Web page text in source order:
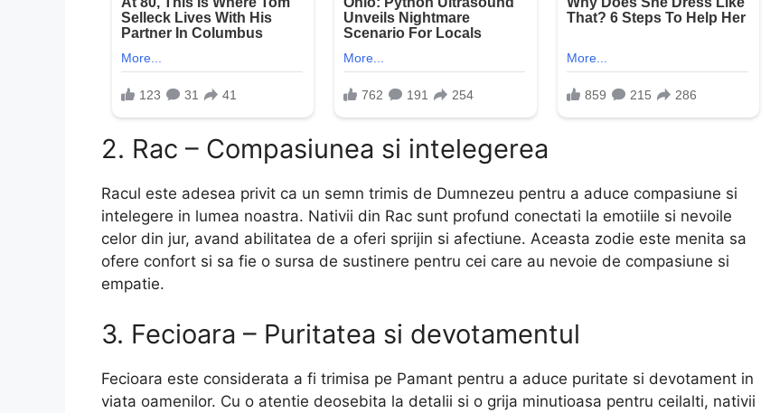
2. Rac – Compasiunea si intelegerea
Racul este adesea privit ca un semn trimis de Dumnezeu pentru a aduce compasiune si
intelegere in lumea noastra. Nativii din Rac sunt profund conectati la emotiile si nevoile
celor din jur, avand abilitatea de a oferi sprijin si afectiune. Aceasta zodie este menita sa
ofere confort si sa fie o sursa de sustinere pentru cei care au nevoie de compasiune si
empatie.
3. Fecioara – Puritatea si devotamentul
Fecioara este considerata a fi trimisa pe Pamant pentru a aduce puritate si devotament in
viata oamenilor. Cu o atentie deosebita la detalii si o grija minutioasa pentru ceilalti, nativii